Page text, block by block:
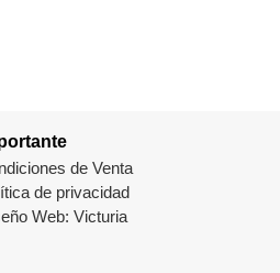
de Venta
de privacidad
Web: Victuria